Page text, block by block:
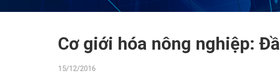
Cơ giới hóa nông nghiệp:
15/12/2016